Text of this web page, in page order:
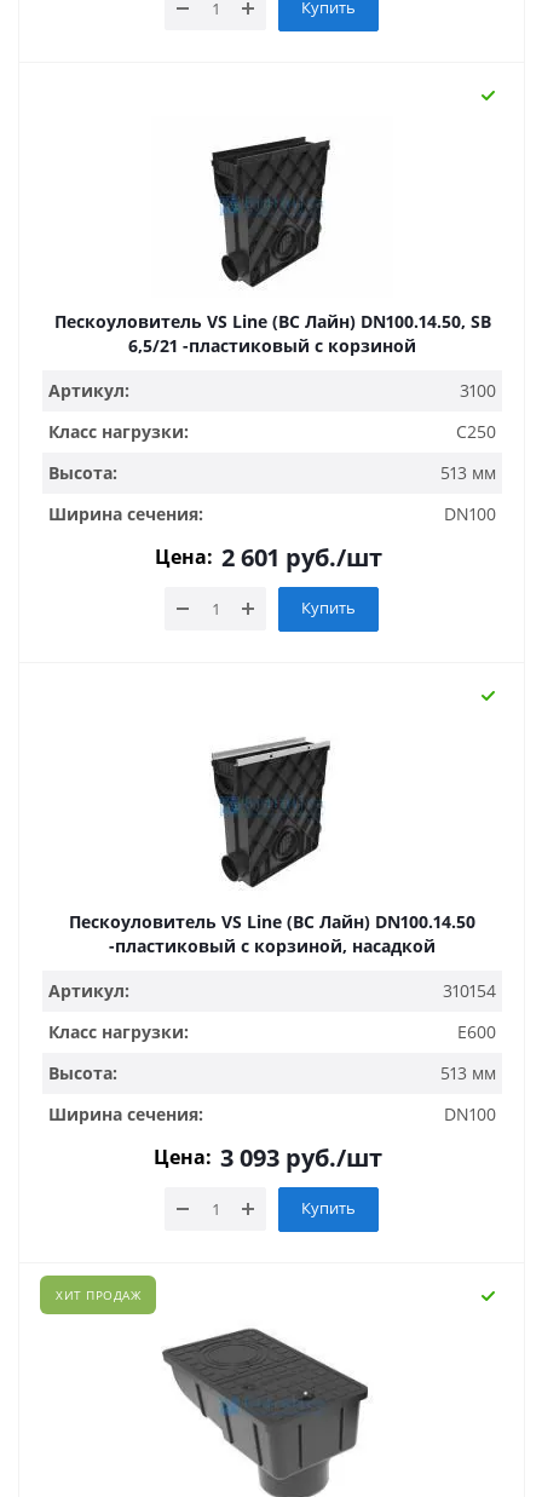
Купить
Пескоуловитель VS Line (ВС Лайн) DN100.14.50, SB
6,5/21 -пластиковый с корзиной
Артикул:
3100
Класс нагрузки:
C250
Высота:
513 мм
Ширина сечения:
DN100
Цена: 2 601 руб./шт
Купить
Пескоуловитель VS Line (ВС Лайн) DN100.14.50
-пластиковый с корзиной, насадкой
Артикул:
310154
Класс нагрузки:
E600
Высота:
513 мм
Ширина сечения:
DN100
Цена: 3 093 руб./шт
Купить
ХИТ ПРОДАЖ